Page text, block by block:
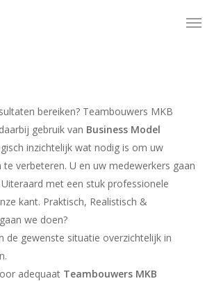
bereiken? Teambouwers MKB
gebruik van Business Model
inzichtelijk wat nodig is om uw
verbeteren. U en uw medewerkers gaan
met een stuk professionele
kant. Praktisch, Realistisch &
we doen?
de gewenste situatie overzichtelijk in
adequaat Teambouwers MKB